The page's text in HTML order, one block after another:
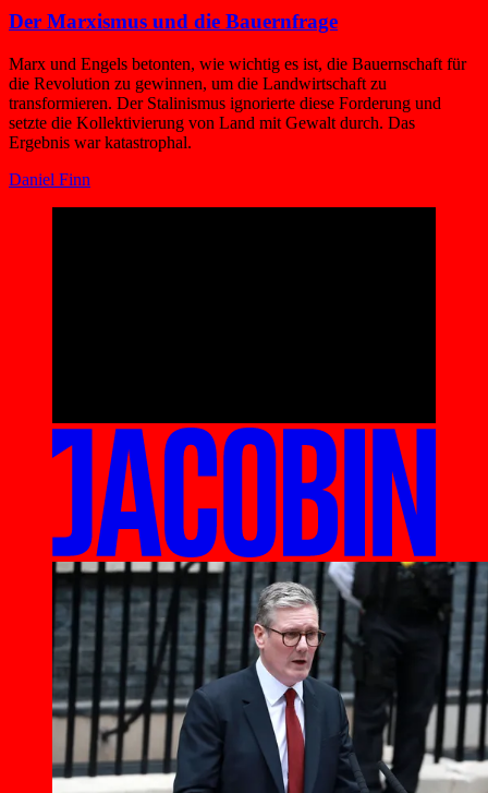
Der Marxismus und die Bauernfrage
Marx und Engels betonten, wie wichtig es ist, die Bauernschaft für
die Revolution zu gewinnen, um die Landwirtschaft zu
transformieren. Der Stalinismus ignorierte diese Forderung und
setzte die Kollektivierung von Land mit Gewalt durch. Das
Ergebnis war katastrophal.
Daniel Finn